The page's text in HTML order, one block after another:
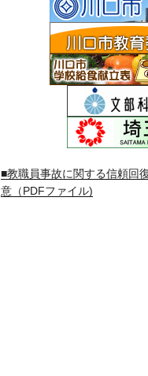
■教職員事故に関する信頼回
意（PDFファイル)